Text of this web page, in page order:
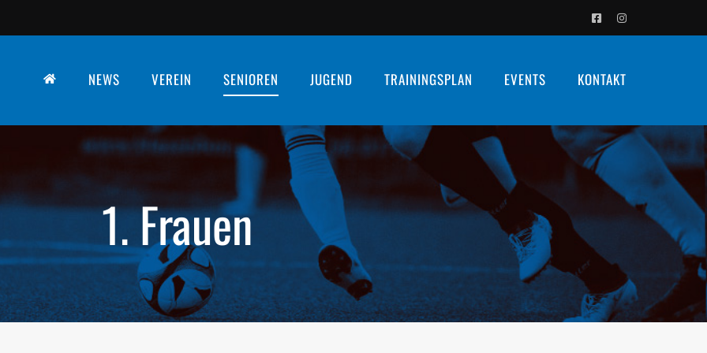
FacebookInstagram
NEWS VEREIN SENIOREN JUGEND TRAININGSPLAN EVENTS KONTAKT
1. Frauen